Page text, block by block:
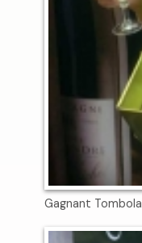
Gagnant